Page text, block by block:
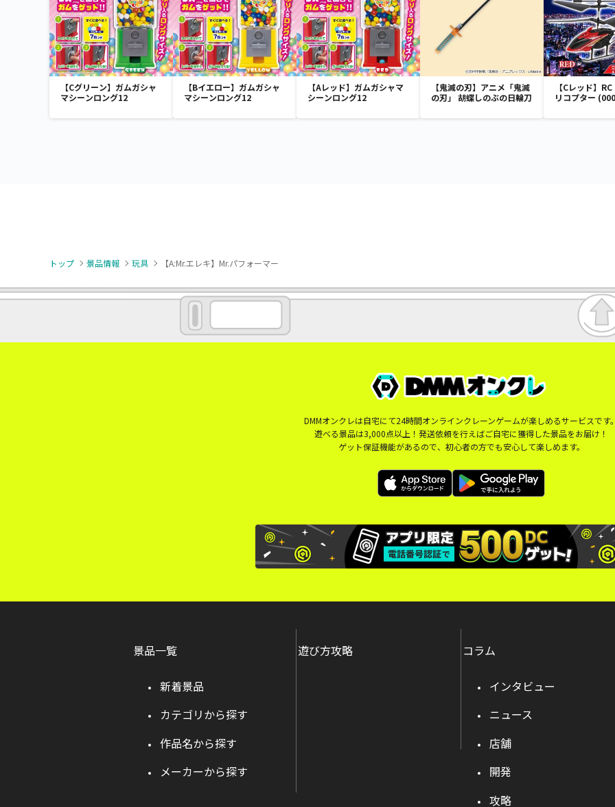
【Cグリーン】ガムガシャ
マシーンロング12
【Bイエロー】ガムガシャ
マシーンロング12
【Aレッド】ガムガシャマ
シーンロング12
【鬼滅の刃】アニメ「鬼滅
の刃」 胡蝶しのぶの日輪刀
【Cレッド】
リコプター
トップ 景品情報 玩具 【A:Mr.エレキ】Mr.パフォーマー
DMMオンクレは自宅にて24時間オンラインクレーンゲームが楽しめるサービスです
遊べる景品は3,000点以上！発送依頼を行えばご自宅に獲得した景品をお届け！
ゲット保証機能があるので、初心者の方でも安心して楽しめます。
景品一覧
新着景品
カテゴリから探す
作品名から探す
メーカーから探す
遊び方攻略 コラム
インタビュー
ニュース
店舗
開発
攻略